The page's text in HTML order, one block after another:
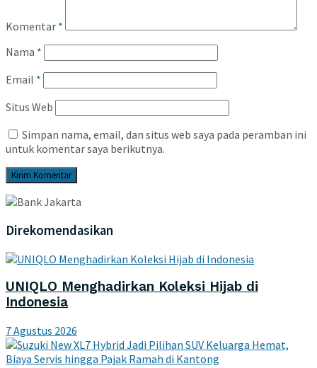
Komentar *
Nama *
Email *
Situs Web
Simpan nama, email, dan situs web saya pada peramban ini
untuk komentar saya berikutnya.
Direkomendasikan
UNIQLO Menghadirkan Koleksi Hijab di
Indonesia
7 Agustus 2026